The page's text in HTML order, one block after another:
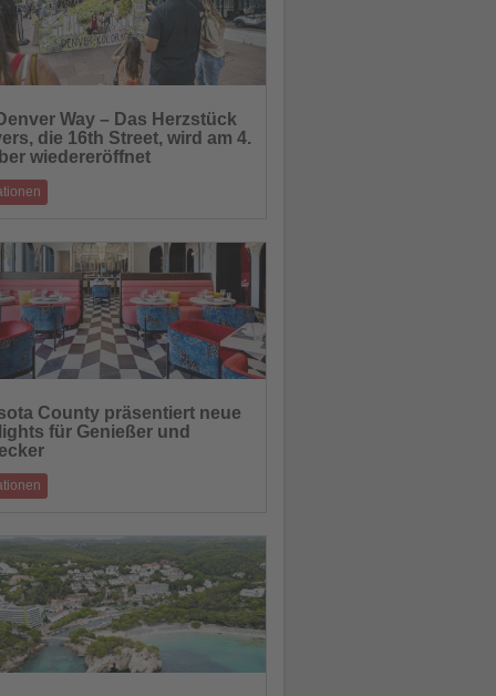
Way – Das Herzstück
die 16th Street, wird am 4.
wiedereröffnet
Infrastrukturprojek
27.08.2025
County präsentiert neue
für Genießer und
Golfküste.26.08.2025